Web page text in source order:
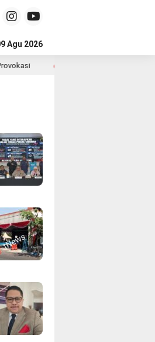
Agu 2026
1 hari lalu 35.936 Anak Muda Main